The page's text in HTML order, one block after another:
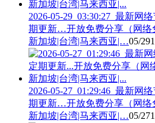
2026-05-29_03:30:27_最新网
期更新…开放免费分享（网络
新加坡|台湾|马来西亚|…05/29
2026-05-27_01:29:46_最新网
期更新…开放免费分享（网络
新加坡|台湾|马来西亚|…05/27